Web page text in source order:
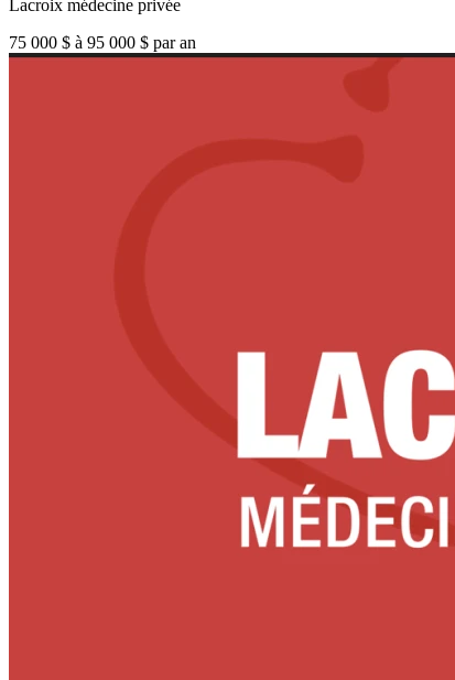
Lacroix médecine privée
75 000 $ à 95 000 $ par an